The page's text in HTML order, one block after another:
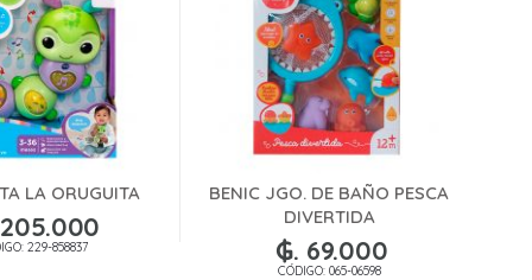
LA ORUGUITA
229-858837
BENIC JGO. DE BAÑO PESCA
DIVERTIDA
₲. 69.000
CÓDIGO: 065-06598